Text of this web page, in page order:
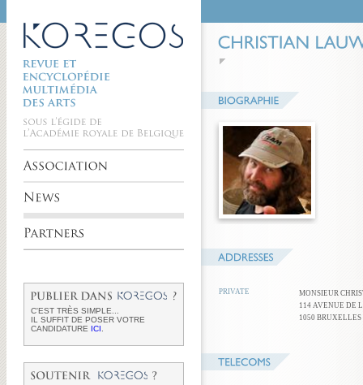
C'EST TRÈS SIMPLE...
IL SUFFIT DE POSER VOTRE
CANDIDATURE ICI
PRIVATE
MONSIEUR
114 AVENUE DE
1050 BRUXELLES